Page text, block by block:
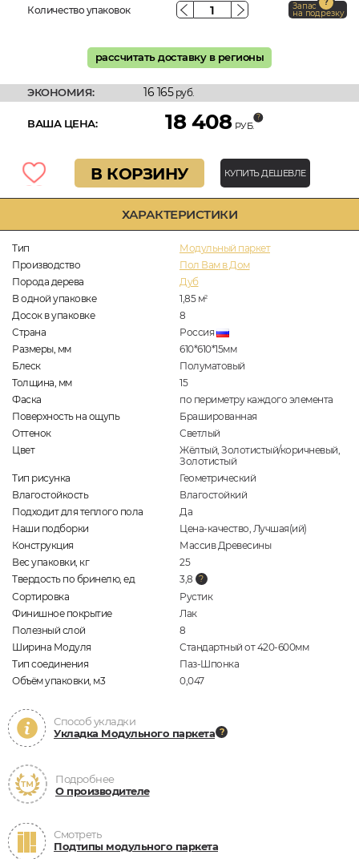
ХАРАКТЕРИСТИКИ
Тип
Модульный паркет
Производство
Пол Вам в Дом
Порода дерева
Дуб
В одной упаковке
1,85 м2
Досок в упаковке
8
Страна
Россия
Размеры, мм
610*610*15мм
Блеск
Полуматовый
Толщина, мм
15
Фаска
по периметру каждого элемента
Поверхность на ощупь
Брашированная
Оттенок
Светлый
Цвет
Жёлтый, Золотистый/коричневый,
Золотистый
Тип рисунка
Геометрический
Влагостойкость
Влагостойкий
Подходит для теплого пола
Да
Наши подборки
Цена-качество, Лучшая(ий)
Конструкция
Массив Древесины
Вес упаковки, кг
25
Твердость по бринелю, ед
3,8
Сортировка
Рустик
Финишное покрытие
Лак
Полезный слой
8
Ширина Модуля
Стандартный от 420-600мм
Тип соединения
Паз-Шпонка
Объём упаковки, м3
0,047
Способ укладки
Укладка Модульного паркета
Подробнее
О производителе
Смотреть
Подтипы модульного паркета
Количество упаковок Запас
на подрезку
рассчитать доставку в регионы
ЭКОНОМИЯ: 16 165руб.
ВАША ЦЕНА: 18 408 РУБ.
В КОРЗИНУ КУПИТЬ ДЕШЕВЛЕ